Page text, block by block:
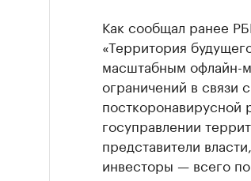
Как сообщал ранее
«Территория
масштабным офлайн-
ограничений в связи
посткоронавирусной
госуправлении
представители
инвесторы — всего